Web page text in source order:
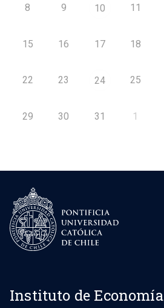
8 9 10 11
15 16 17 18
22 23 24 25
29 30 31 1
Instituto de Economía